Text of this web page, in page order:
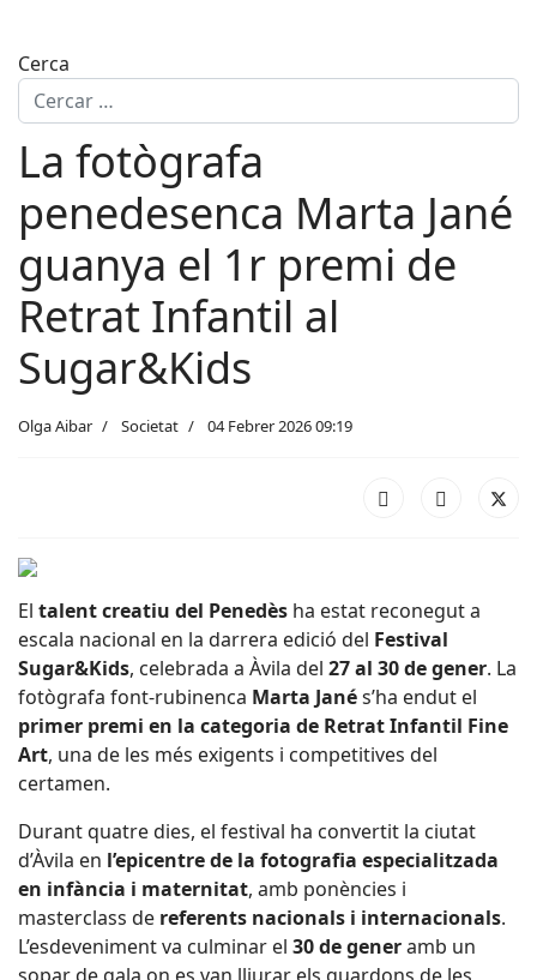
Cerca
La fotògrafa
penedesenca Marta Jané
guanya el 1r premi de
Retrat Infantil al
Sugar&Kids
Olga Aibar Societat 04 Febrer 2026 09:19
El talent creatiu del Penedès ha estat reconegut a
escala nacional en la darrera edició del Festival
Sugar&Kids, celebrada a Àvila del 27 al 30 de gener. La
fotògrafa font-rubinenca Marta Janés’ha endut el
primer premi en la categoria de Retrat Infantil Fine
Art, una de les més exigents i competitives del
certamen.
Durant quatre dies, el festival ha convertit la ciutat
d’Àvila en l’epicentre de la fotografia especialitzada
en infància i maternitat, amb ponències i
masterclass de referents nacionals i internacionals.
L’esdeveniment va culminar el 30 de generamb un